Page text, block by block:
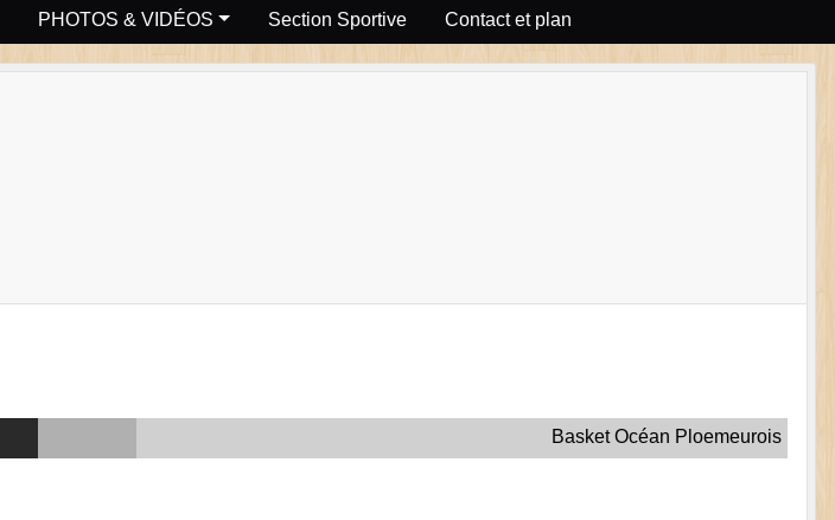
PHOTOS & VIDÉOS Section Sportive Contact et plan
Basket Océan Ploemeurois